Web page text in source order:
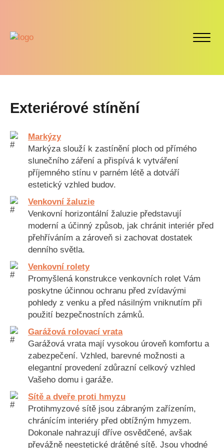
Exteriérové stínění
Markýzy
Markýza slouží k zastínění ploch od přímého
slunečního záření a přispívá k vytváření
příjemného stínu v parném létě a dotváří
estetický vzhled budov.
Venkovní žaluzie
Venkovní horizontální žaluzie představují
moderní a účinný způsob, jak chránit interiér před
přehříváním a zároveň si zachovat dostatek
denního světla.
Venkovní rolety
Promyšlená konstrukce venkovních rolet Vám
poskytne účinnou ochranu před zvídavými
pohledy z venku a před násilným vniknutím při
použití bezpečnostních zámků.
Garážová rolovací vrata
Garážová vrata mají vysokou úroveň komfortu a
zabezpečení. Vzhled, barevné možnosti a
elegantní provedení zdůrazní celkový vzhled
Vašeho domu i garáže.
Sítě a dveře proti hmyzu
Protihmyzové sítě jsou zábraným zařízením,
chránícím interiéry před obtížným hmyzem.
Dokonale nahrazují dříve osvědčené, avšak
převážně neestetické drátěné sítě. Jsou vhodné